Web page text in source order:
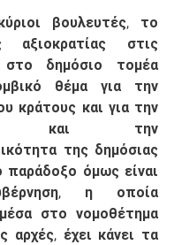
βουλευτές, το
αξιοκρατίας στις
στο δημόσιο τομέα
θέμα για την
κράτους και για την
και την
της δημόσιας
παράδοξο όμως είναι
η οποία
μέσα στο νομοθέτημα
αρχές, έχει κάνει τα